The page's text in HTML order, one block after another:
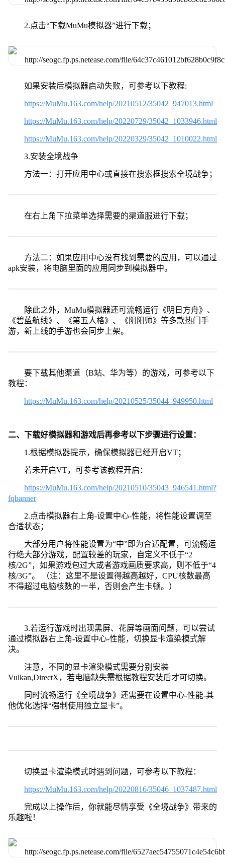
2.点击“下载MuMu模拟器”进行下载；
如果安装后模拟器启动失败，可参考以下教程:
https://MuMu.163.com/help/20210512/35042_947013.html
https://MuMu.163.com/help/20220729/35042_1033946.html
https://MuMu.163.com/help/20220329/35042_1010022.html
3.安装全境战争
方法一：打开应用中心或直接在搜索框搜索全境战争；
在右上角下拉菜单选择需要的渠道服进行下载；
方法二：如果应用中心没有找到需要的应用，可以通过
apk安装，将电脑里面的应用同步到模拟器中。
除此之外，MuMu模拟器还可流畅运行《明日方舟》、
《碧蓝航线》、《第五人格》、《阴阳师》等多款热门手
游，新上线的手游也会同步上架。
要下载其他渠道（B站、华为等）的游戏，可参考以下
教程：
https://MuMu.163.com/help/20210525/35044_949950.html
二、下载好模拟器和游戏后再参考以下步骤进行设置：
1.根据模拟器提示，确保模拟器已经开启VT；
若未开启VT，可参考该教程开启：
https://MuMu.163.com/help/20210510/35043_946541.html?
fqbanner
2.点击模拟器右上角-设置中心-性能，将性能设置调至
合适状态；
大部分用户将性能设置为“中”即为合适配置，可流畅运
行绝大部分游戏，配置较差的玩家，自定义不低于“2
核/2G”，如果游戏包过大或者游戏画质要求高，则不低于“4
核/3G”。 （注：这里不是设置得越高越好，CPU核数最高
不得超过电脑核数的一半，否则会产生卡顿。）
3.若运行游戏时出现黑屏、花屏等画面问题，可以尝试
通过模拟器右上角-设置中心-性能，切换显卡渲染模式解
决。
注意，不同的显卡渲染模式需要分别安装
Vulkan,DirectX，若电脑缺失需根据教程安装后才可切换。
同时流畅运行《全境战争》还需要在设置中心-性能-其
他优化选择“强制使用独立显卡”。
切换显卡渲染模式时遇到问题，可参考以下教程：
https://MuMu.163.com/help/20220816/35046_1037487.html
完成以上操作后，你就能尽情享受《全境战争》带来的
乐趣啦！